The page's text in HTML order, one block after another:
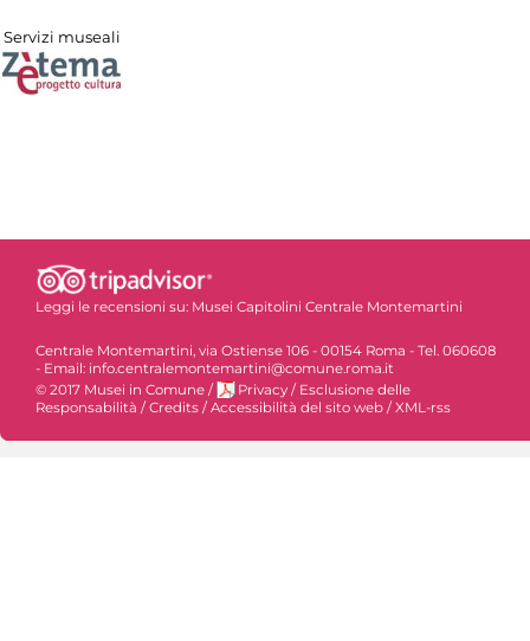
Servizi museali
Leggi le recensioni su: Musei Capitolini Centrale Montemartini
Centrale Montemartini, via Ostiense 106 - 00154 Roma - Tel. 060608
- Email: info.centralemontemartini@comune.roma.it
© 2017 Musei in Comune / Privacy / Esclusione delle
Responsabilità / Credits / Accessibilità del sito web / XML-rss